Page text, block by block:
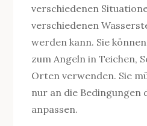
verschiedenen
verschiedenen
werden kann. Sie
zum Angeln in Teichen,
Orten verwenden. Sie
nur an die Bedingungen
anpassen.